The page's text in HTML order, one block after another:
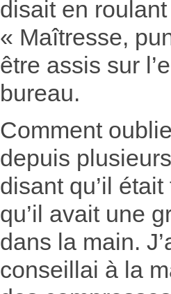
disait en
« Maîtresse,
être assis sur
bureau.
Comment
depuis
disant qu’il
qu’il avait une
dans la main.
conseillai à la